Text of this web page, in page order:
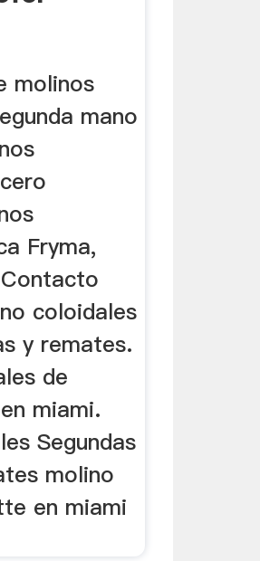
molinos
mano
Fryma,
coloidales
y remates.
de
miami.
Segundas
molino
en miami